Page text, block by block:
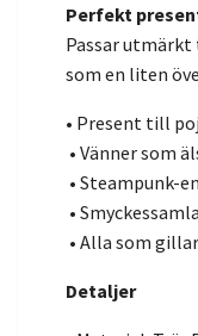
Perfekt
Passar
som en liten
• Present till
• Vänner som
• Steampunk-
•
• Alla som
Detaljer